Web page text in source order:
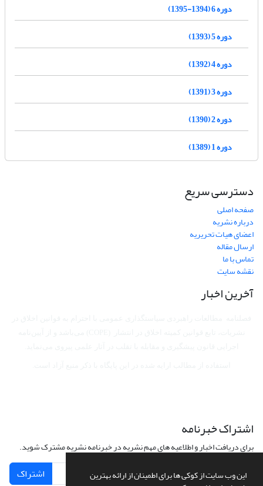
این وب سایت از کوکی ها برای اطمینان از ارائه بهترین
دوره 6 (1394-1395)
دوره 5 (1393)
دوره 4 (1392)
دوره 3 (1391)
دوره 2 (1390)
دوره 1 (1389)
دسترسی سریع
صفحه اصلی
درباره نشریه
اعضای هیات تحریریه
ارسال مقاله
تماس با ما
نقشه سایت
آخرین اخبار
اشتراک خبرنامه
برای دریافت اخبار و اطلاعیه های مهم نشریه در خبرنامه نشریه مشترک شوید.
اشتراک